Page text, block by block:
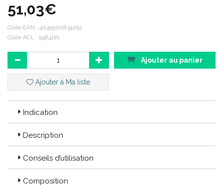
51,03€
Code EAN : 4049500834292
Code ACL : 9484181
Ajouter au panier
Ajouter à Ma liste
Indication
Description
Conseils d’utilisation
Composition